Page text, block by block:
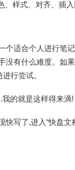
样式、对齐、插入
个适合个人进行笔
有什么难度。如
行尝试。
.我的就是这样得来滴!
写了,进入“快盘